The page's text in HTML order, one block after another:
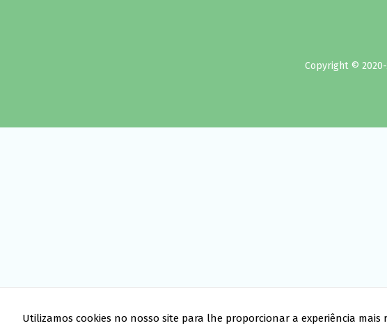
Copyright © 2020-
Utilizamos cookies no nosso site para lhe proporcionar a experiência